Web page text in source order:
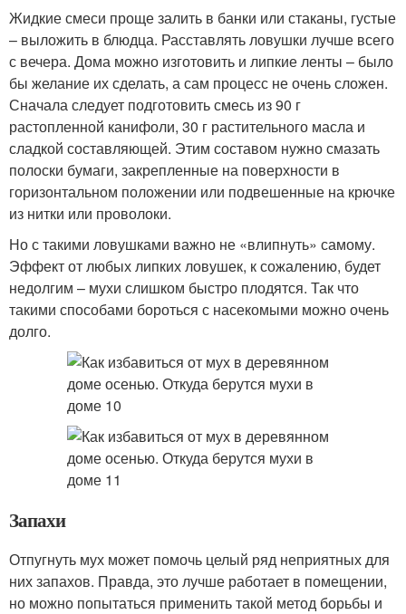
Жидкие смеси проще залить в банки или стаканы, густые
– выложить в блюдца. Расставлять ловушки лучше всего
с вечера. Дома можно изготовить и липкие ленты – было
бы желание их сделать, а сам процесс не очень сложен.
Сначала следует подготовить смесь из 90 г
растопленной канифоли, 30 г растительного масла и
сладкой составляющей. Этим составом нужно смазать
полоски бумаги, закрепленные на поверхности в
горизонтальном положении или подвешенные на крючке
из нитки или проволоки.
Но с такими ловушками важно не «влипнуть» самому.
Эффект от любых липких ловушек, к сожалению, будет
недолгим – мухи слишком быстро плодятся. Так что
такими способами бороться с насекомыми можно очень
долго.
Запахи
Отпугнуть мух может помочь целый ряд неприятных для
них запахов. Правда, это лучше работает в помещении,
но можно попытаться применить такой метод борьбы и